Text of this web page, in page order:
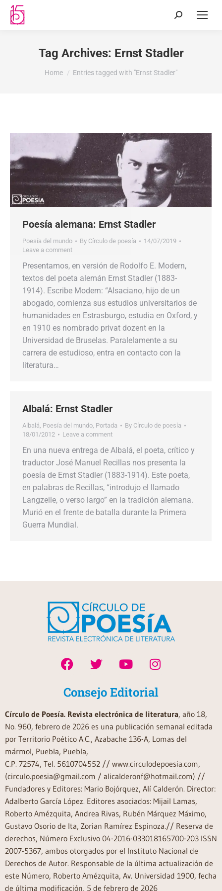
Tag Archives: Ernst Stadler
You are here:
Home Entries tagged with "Ernst Stadler"
Poesía alemana: Ernst Stadler
Poesía del mundo By Círculo de poesía
14/07/2019
Leave a comment
Presentamos, en versión de Rodolfo E. Modern,
textos del poeta alemán Ernst Stadler (1883-
1914). Escribe Modern: “Alsaciano, hijo de un
abogado, comienza sus estudios universitarios de
humanidades en Estrasburgo, estudia en Oxford, y
en 1910 es nombrado privat dozent en la
Universidad de Bruselas. Paralelamente a su
carrera de estudioso, entra en contacto con la
literatura…
Albalá: Ernst Stadler
Albalá, Poesía del mundo, Portada By Círculo de poesía
18/01/2012
Leave a comment
En una nueva entrega de Albalá, el poeta, crítico y
traductor José Manuel Recillas nos presenta la
poesía de Ernst Stadler (1883-1914). Este poeta,
en palabras de Recillas, “introdujo el llamado
Langzeile, o verso largo” en la tradición alemana.
Murió en el frente de batalla durante la Primera
Guerra Mundial.
Consejo Editorial
Círculo de Poesía. Revista electrónica de literatura, año 18,
No. 960, febrero de 2026 es una publicación semanal editada
por Territorio Poético A.C., Azabache 136-A, Lomas del
mármol, Puebla, Puebla,
C.P. 72574, Tel. 5610704552 // www.circulodepoesia.com,
(circulo.poesia@gmail.com / alicalderonf@hotmail.com) //
Fundadores y Editores: Mario Bojórquez, Alí Calderón. Director:
Adalberto García López. Editores asociados: Mijail Lamas,
Roberto Amézquita, Andrea Rivas, Rubén Márquez Máximo,
Gustavo Osorio de Ita, Zorian Ramírez Espinoza.// Reserva de
derechos, Número Exclusivo 04-2016-033018165700-203 ISSN
2007-5367, ambos otorgados por el Instituto Nacional de
Derechos de Autor. Responsable de la última actualización de
este Número, Roberto Amézquita, Av. Universidad 1900, fecha
de última modificación, 5 de febrero de 2026